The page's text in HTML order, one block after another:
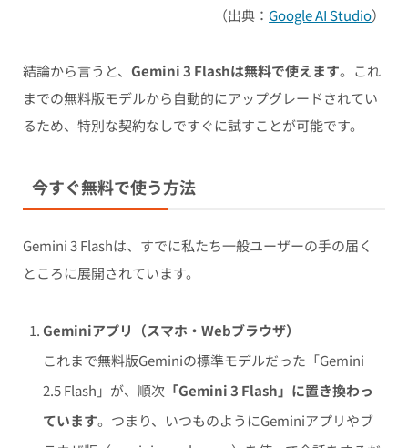
（出典：Google AI Studio）
結論から言うと、 Gemini 3 Flashは無料で使えます。これ
までの無料版モデルから自動的にアップグレードされてい
るため、特別な契約なしですぐに試すことが可能です。
今すぐ無料で使う方法
Gemini 3 Flashは、すでに私たち一般ユーザーの手の届く
ところに展開されています。
Geminiアプリ（スマホ・Webブラウザ）
これまで無料版Geminiの標準モデルだった「Gemini
2.5 Flash」が、順次 「Gemini 3 Flash」に置き換わっ
ています。つまり、いつものようにGeminiアプリやブ